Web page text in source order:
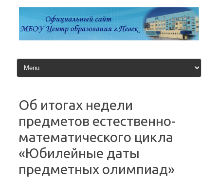
содержимому
Об итогах недели
предметов естественно-
математического цикла
«Юбилейные даты
предметных олимпиад»